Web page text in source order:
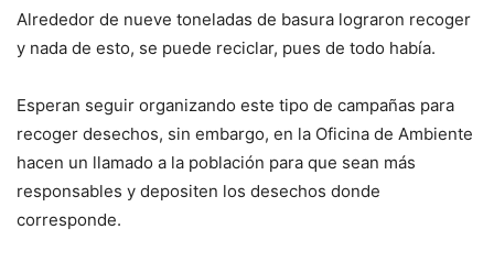
Alrededor de nueve toneladas de basura lograron recoger
y nada de esto, se puede reciclar, pues de todo había.
Esperan seguir organizando este tipo de campañas para
recoger desechos, sin embargo, en la Oficina de Ambiente
hacen un llamado a la población para que sean más
responsables y depositen los desechos donde
corresponde.